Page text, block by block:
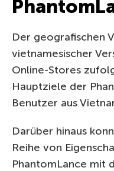
Der geografischen
vietnamesischer
Online-Stores
Hauptziele der
Benutzer aus
Darüber hinaus
Reihe von
PhantomLance mit